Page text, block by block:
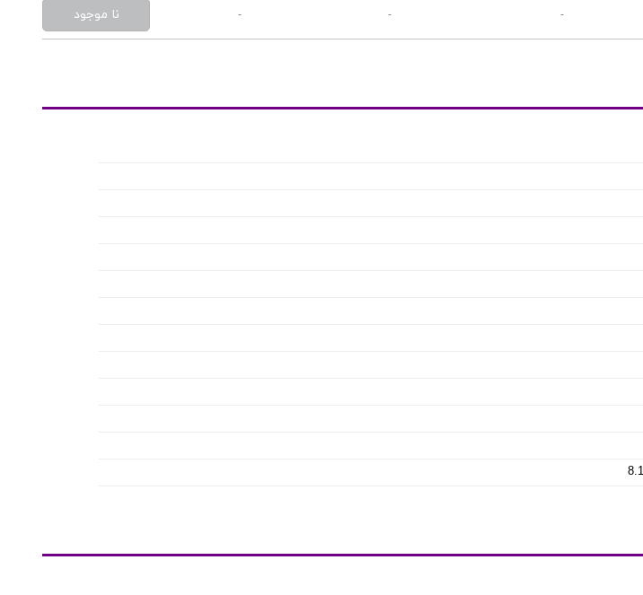
-
-
- نا موجود